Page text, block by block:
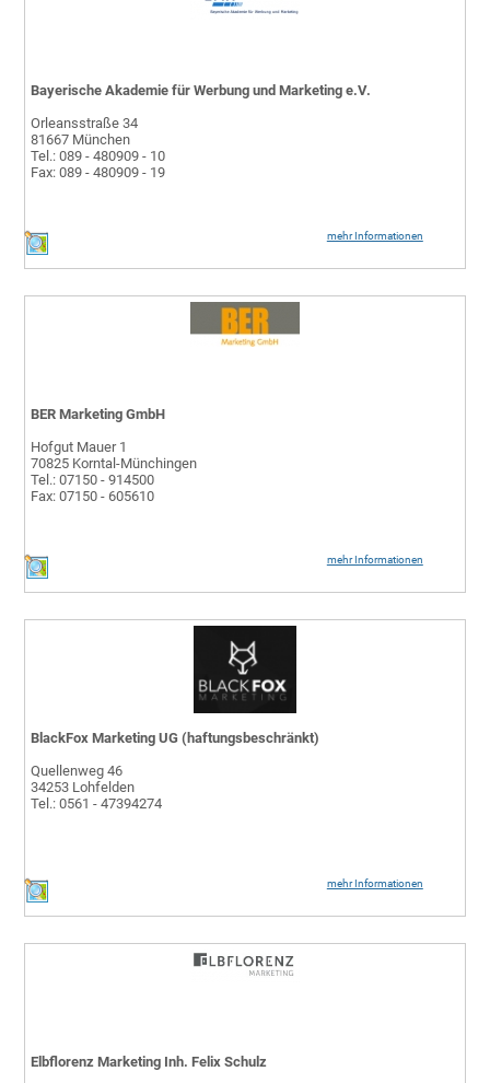
mehr Informationen
Bayerische Akademie für Werbung und Marketing e.V.
Orleansstraße 34
81667 München
Tel.: 089 - 480909 - 10
Fax: 089 - 480909 - 19
mehr Informationen
BER Marketing GmbH
Hofgut Mauer 1
70825 Korntal-Münchingen
Tel.: 07150 - 914500
Fax: 07150 - 605610
mehr Informationen
BlackFox Marketing UG (haftungsbeschränkt)
Quellenweg 46
34253 Lohfelden
Tel.: 0561 - 47394274
Elbflorenz Marketing Inh. Felix Schulz